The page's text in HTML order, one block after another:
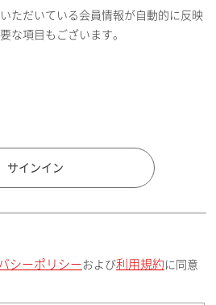
英数）
ただいている会員情報が自動的に反映
な項目もございます。
サインイン
シーポリシーおよび利用規約 に同意